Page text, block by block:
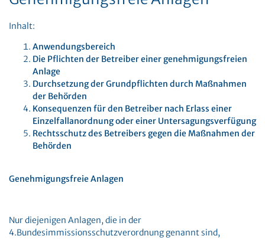
Inhalt:
Anwendungsbereich
Die Pflichten der Betreiber einer genehmigungsfreien
Anlage
Durchsetzung der Grundpflichten durch Maßnahmen
der Behörden
Konsequenzen für den Betreiber nach Erlass einer
Einzelfallanordnung oder einer Untersagungsverfügung
Rechtsschutz des Betreibers gegen die Maßnahmen der
Behörden
Genehmigungsfreie Anlagen
Nur diejenigen Anlagen, die in der
4.Bundesimmissionsschutzverordnung genannt sind,